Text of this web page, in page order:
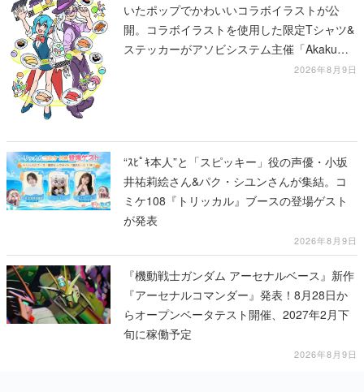
いたポップでかわいいコラボイラストが公
開。コラボイラストを使用した限定Tシャツ&
ステッカーがアソビシステム主催「Akaku
2026年8月9日
“ｽﾋﾟｷ本人”と「スピッキー」役の声優・小坂
井祐莉絵さん&パク・シユンさんが集結。コ
ミケ108『トリッカル』ブースの登場ゲスト
が発表
2026年8月9日
『機動戦士ガンダム アーセナルベース』新作
『アーセナルコマンダー』発表！8月28日か
らオープンベータテスト開催、2027年2月下
旬に稼働予定
2026年8月9日